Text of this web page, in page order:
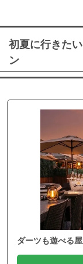
初夏に行きた
ン
ダーツも遊べる